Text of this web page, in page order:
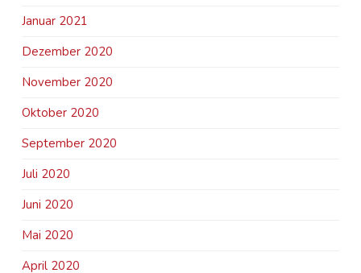
Januar 2021
Dezember 2020
November 2020
Oktober 2020
September 2020
Juli 2020
Juni 2020
Mai 2020
April 2020